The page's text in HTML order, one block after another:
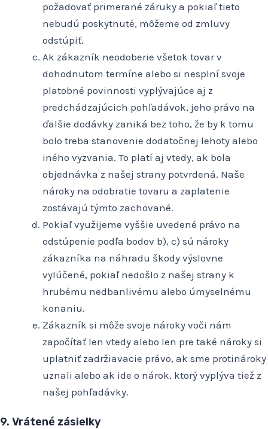
požadovať primerané záruky a pokiaľ tieto
nebudú poskytnuté, môžeme od zmluvy
odstúpiť.
Ak zákazník neodoberie všetok tovar v
dohodnutom termíne alebo si nesplní svoje
platobné povinnosti vyplývajúce aj z
predchádzajúcich pohľadávok, jeho právo na
ďalšie dodávky zaniká bez toho, že by k tomu
bolo treba stanovenie dodatočnej lehoty alebo
iného vyzvania. To platí aj vtedy, ak bola
objednávka z našej strany potvrdená. Naše
nároky na odobratie tovaru a zaplatenie
zostávajú týmto zachované.
Pokiaľ využijeme vyššie uvedené právo na
odstúpenie podľa bodov b), c) sú nároky
zákazníka na náhradu škody výslovne
vylúčené, pokiaľ nedošlo z našej strany k
hrubému nedbanlivému alebo úmyselnému
konaniu.
Zákazník si môže svoje nároky voči nám
započítať len vtedy alebo len pre také nároky si
uplatniť zadržiavacie právo, ak sme protinároky
uznali alebo ak ide o nárok, ktorý vyplýva tiež z
našej pohľadávky.
9. Vrátené zásielky